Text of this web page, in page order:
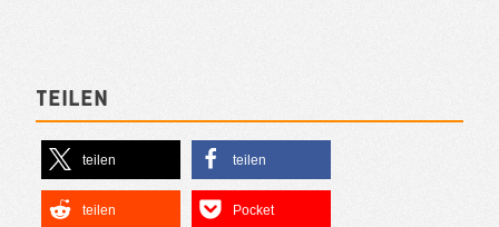
Teilen
teilen teilen
teilen Pocket